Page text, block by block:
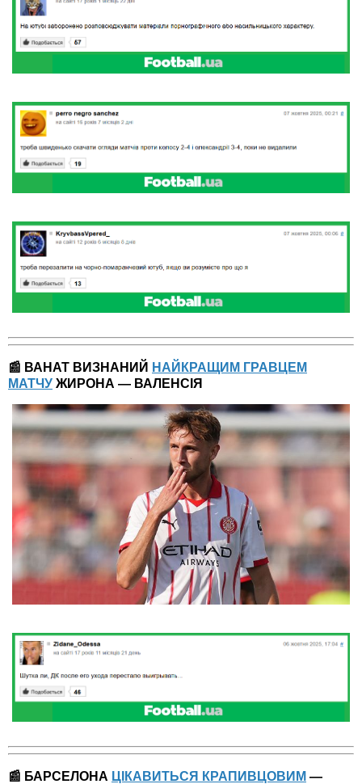
📰 ВАНАТ ВИЗНАНИЙ НАЙКРАЩИМ ГРАВЦЕМ
МАТЧУ ЖИРОНА — ВАЛЕНСІЯ
📰 БАРСЕЛОНА ЦІКАВИТЬСЯ КРАПИВЦОВИМ —